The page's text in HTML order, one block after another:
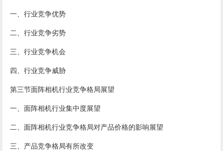
一、行业竞争优势
二、行业竞争劣势
三、行业竞争机会
四、行业竞争威胁
第三节面阵相机行业竞争格局展望
一、面阵相机行业集中度展望
二、面阵相机行业竞争格局对产品价格的影响展望
三、产品竞争格局有所改变